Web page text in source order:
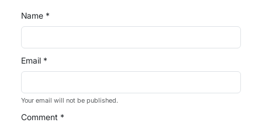
Name *
Email *
Your email will not be published.
Comment *